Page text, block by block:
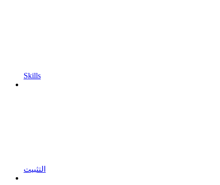
Skills
التثبيت